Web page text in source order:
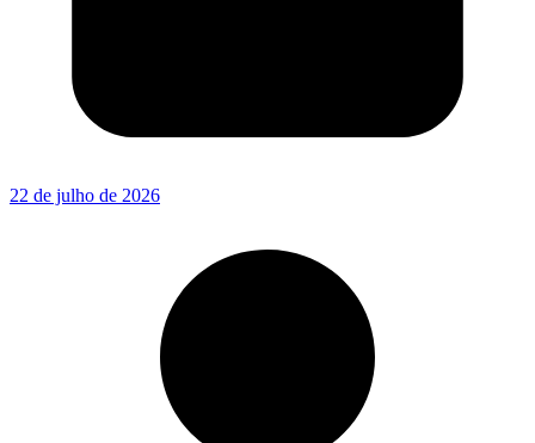
22 de julho de 2026